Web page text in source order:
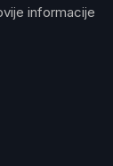
informacije